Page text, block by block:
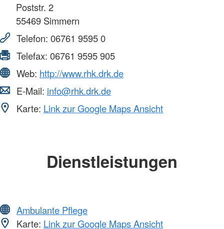
Poststr. 2
55469 Simmern
Telefon: 06761 9595 0
Telefax: 06761 9595 905
Web: http://www.rhk.drk.de
E-Mail: info@rhk.drk.de
Karte: Link zur Google Maps Ansicht
Dienstleistungen
Ambulante Pflege
Karte: Link zur Google Maps Ansicht